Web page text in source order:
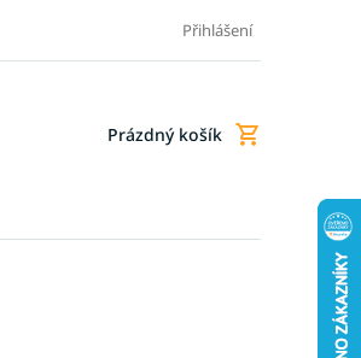
Obchodní podmínky
Přihlášení
Nákupní
Prázdný košík